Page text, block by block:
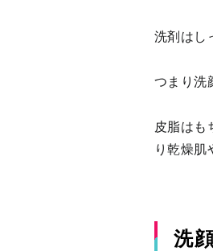
洗剤はし
つまり洗
皮脂はも
り乾燥肌
洗